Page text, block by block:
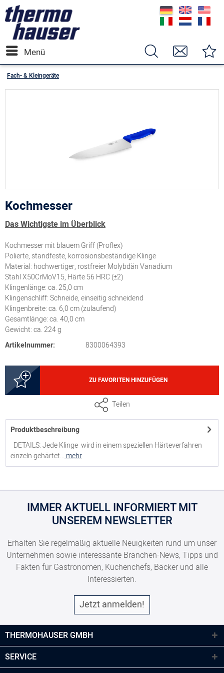
Menü
Fach- & Kleingeräte
Kochmesser
Das Wichtigste im Überblick
Kochmesser mit blauem Griff (Proflex)
Polierte, standfeste, korrosionsbeständige Klinge
Material: hochwertiger, rostfreier Molybdän Vanadium
Stahl X50CrMoV15, Härte 56 HRC (±2)
Klingenlänge: ca. 25,0 cm
Klingenschliff: Schneide, einseitig schneidend
Klingenbreite: ca. 6,0 cm (zulaufend)
Gesamtlänge: ca. 40,0 cm
Gewicht: ca. 224 g
Artikelnummer:
8300064393
ZU FAVORITEN HINZUFÜGEN
Teilen
Produktbeschreibung
DETAILS: Jede Klinge wird in einem speziellen Härteverfahren
einzeln gehärtet... mehr
IMMER AKTUELL INFORMIERT MIT
UNSEREM NEWSLETTER
Erhalten Sie regelmäßig aktuelle Neuigkeiten rund um unser
Unternehmen sowie interessante Branchen-News, Tipps und
Fakten für Gastronomen, Küchenchefs, Bäcker und alle
Interessierten.
Jetzt anmelden!
THERMOHAUSER GMBH
SERVICE